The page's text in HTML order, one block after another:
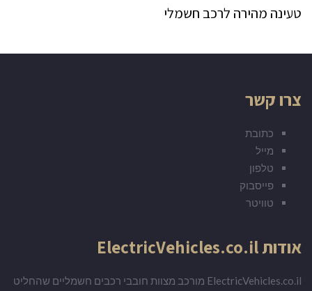
טעינה מהירה לרכב חשמלי
צרו קשר
כתובת
מייל
טלפון
פייסבוק
טוויטר
אודות ElectricVehicles.co.il
ElectricVehicles.co.il מורכב מצוות חובבי רכבים חשמליים שהחליט